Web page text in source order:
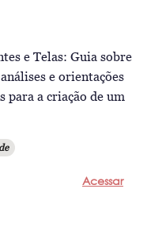
e Telas: Guia sobre
e orientações
para a criação de um
Acessar